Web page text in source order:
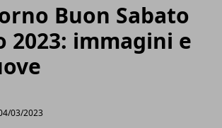
Buon Sabato
2023: immagini e
03/2023